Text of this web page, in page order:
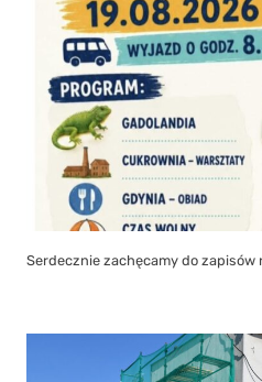
Serdecznie zachęcamy do zapisów